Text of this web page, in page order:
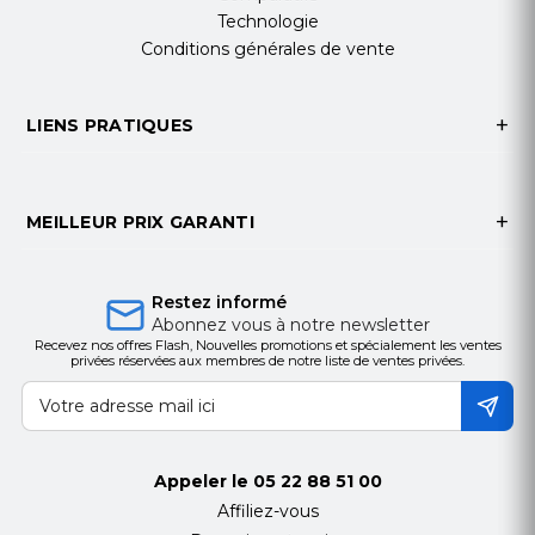
HzType d’alimentation
Built-In Power
Consommation électrique - Typ. / Max.
(Max.)
KC
Compatible OPS
Oui (Piggyback)
COMPATIBILITÉ LOGICIELLE
Compatibilité logicielle
SuperSign CMS,
SuperSign Media Editor, LG ConnectedCare
Anglais, français, allemand, espagnol,
Technologie
Conditions générales de vente
LIENS PRATIQUES
MEILLEUR PRIX GARANTI
Restez informé
Abonnez vous à notre newsletter
Recevez nos offres Flash, Nouvelles promotions et spécialement les ventes
privées réservées aux membres de notre liste de ventes privées.
Appeler le 05 22 88 51 00
Affiliez-vous